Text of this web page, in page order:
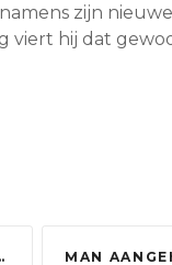
zijn
viert hij dat